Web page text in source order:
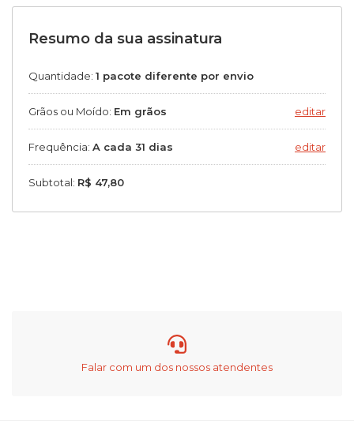
Resumo da sua assinatura
Quantidade: 1 pacote diferente por envio
Grãos ou Moído: Em grãos editar
Frequência: A cada 31 dias editar
Subtotal: R$ 47,80
Falar com um dos nossos atendentes